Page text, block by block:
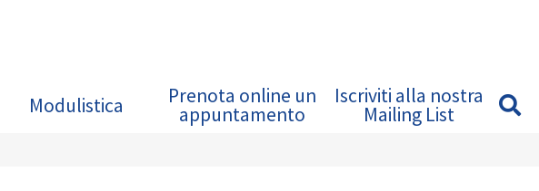
Modulistica Prenota online un
appuntamento
Iscriviti alla nostra
Mailing List